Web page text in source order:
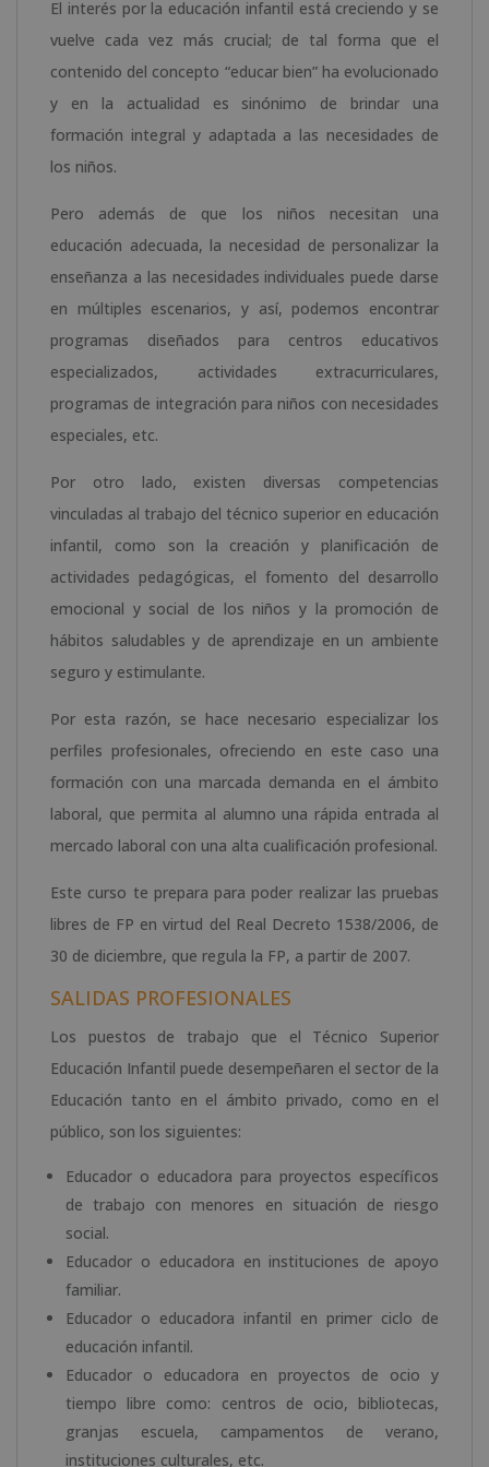
El interés por la educación infantil está creciendo y se
vuelve cada vez más crucial; de tal forma que el
contenido del concepto “educar bien” ha evolucionado
y en la actualidad es sinónimo de brindar una
formación integral y adaptada a las necesidades de
los niños.
Pero además de que los niños necesitan una
educación adecuada, la necesidad de personalizar la
enseñanza a las necesidades individuales puede darse
en múltiples escenarios, y así, podemos encontrar
programas diseñados para centros educativos
especializados, actividades extracurriculares,
programas de integración para niños con necesidades
especiales, etc.
Por otro lado, existen diversas competencias
vinculadas al trabajo del técnico superior en educación
infantil, como son la creación y planificación de
actividades pedagógicas, el fomento del desarrollo
emocional y social de los niños y la promoción de
hábitos saludables y de aprendizaje en un ambiente
seguro y estimulante.
Por esta razón, se hace necesario especializar los
perfiles profesionales, ofreciendo en este caso una
formación con una marcada demanda en el ámbito
laboral, que permita al alumno una rápida entrada al
mercado laboral con una alta cualificación profesional.
Este curso te prepara para poder realizar las pruebas
libres de FP en virtud del Real Decreto 1538/2006, de
30 de diciembre, que regula la FP, a partir de 2007.
SALIDAS PROFESIONALES
Los puestos de trabajo que el Técnico Superior
Educación Infantil puede desempeñaren el sector de la
Educación tanto en el ámbito privado, como en el
público, son los siguientes:
Educador o educadora para proyectos específicos
de trabajo con menores en situación de riesgo
social.
Educador o educadora en instituciones de apoyo
familiar.
Educador o educadora infantil en primer ciclo de
educación infantil.
Educador o educadora en proyectos de ocio y
tiempo libre como: centros de ocio, bibliotecas,
granjas escuela, campamentos de verano,
instituciones culturales, etc.